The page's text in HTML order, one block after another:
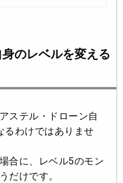
のレベルを変える
ステル・ドローン自
るわけではありませ
合に、レベル5のモン
だけです。